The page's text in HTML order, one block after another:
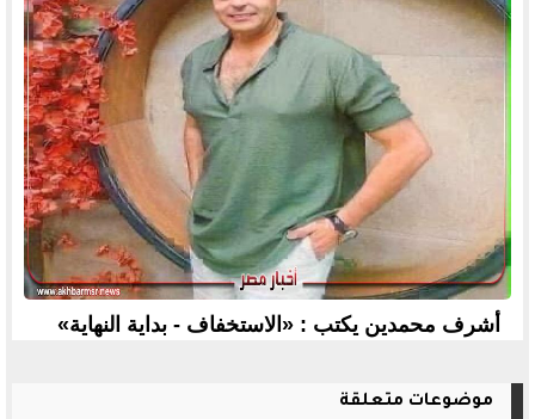
أشرف محمدين يكتب : «الاستخفاف - بداية النهاية»
موضوعات متعلقة